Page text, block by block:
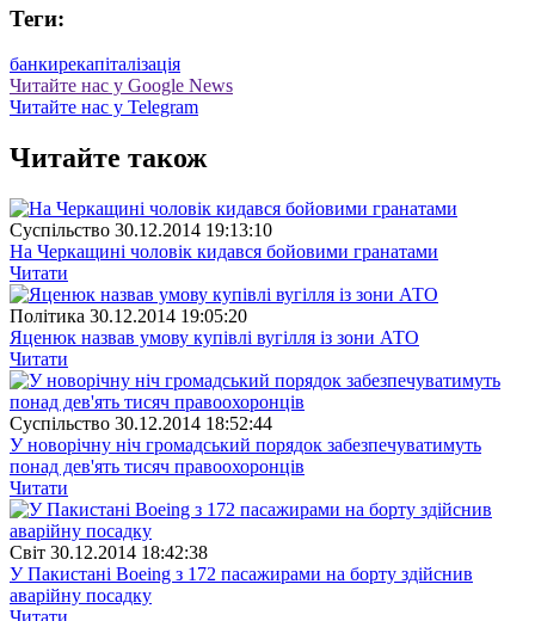
Теги:
банкирекапіталізація
Читайте нас у Google News
Читайте нас у Telegram
Читайте також
Суспiльство 30.12.2014 19:13:10
На Черкащині чоловік кидався бойовими гранатами
Читати
Полiтика 30.12.2014 19:05:20
Яценюк назвав умову купівлі вугілля із зони АТО
Читати
Суспiльство 30.12.2014 18:52:44
У новорічну ніч громадський порядок забезпечуватимуть
понад дев'ять тисяч правоохоронців
Читати
Свiт 30.12.2014 18:42:38
У Пакистані Boeing з 172 пасажирами на борту здійснив
аварійну посадку
Читати